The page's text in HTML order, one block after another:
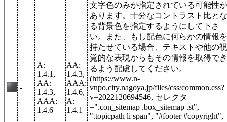
-
A:
1.4.1,
AA:
1.4.3,
AAA:
1.4.6
AA:
1.4.3,
AAA:
1.4.6,
A:
1.4.1
文字色のみが指定されている可能性が
あります。十分なコントラスト比とな
る背景色を指定するようにして下さ
い。また、もし配色に何らかの情報を
持たせている場合、テキストや他の視
覚的な表現からもその情報を取得でき
るよう配慮してください。
(https://www.n-
vnpo.city.nagoya.jp/files/css/common.css?
v=2022120694546, セレクタ
=".con_sitemap .box_sitemap .st",
".topicpath li span", "#footer #copyright",